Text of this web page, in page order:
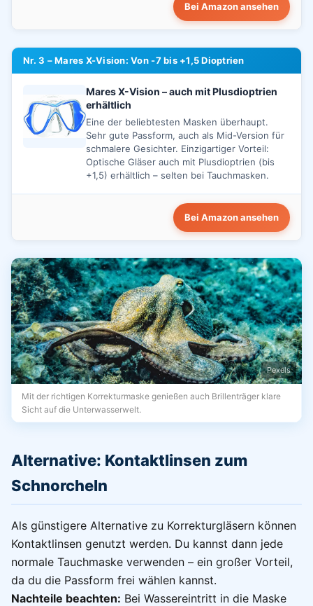
Bei Amazon ansehen
Nr. 3 – Mares X-Vision: Von -7 bis +1,5 Dioptrien
Mares X-Vision – auch mit Plusdioptrien
erhältlich
Eine der beliebtesten Masken überhaupt.
Sehr gute Passform, auch als Mid-Version für
schmalere Gesichter. Einzigartiger Vorteil:
Optische Gläser auch mit Plusdioptrien (bis
+1,5) erhältlich – selten bei Tauchmasken.
Bei Amazon ansehen
Pexels
Mit der richtigen Korrekturmaske genießen auch Brillenträger klare
Sicht auf die Unterwasserwelt.
Alternative: Kontaktlinsen zum
Schnorcheln
Als günstigere Alternative zu Korrekturgläsern können
Kontaktlinsen genutzt werden. Du kannst dann jede
normale Tauchmaske verwenden – ein großer Vorteil,
da du die Passform frei wählen kannst.
Nachteile beachten: Bei Wassereintritt in die Maske